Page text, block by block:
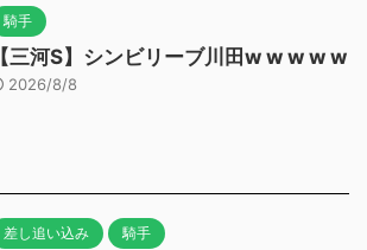
騎手
【三河S】シンビリーブ川田w w w w w
2026/8/8
差し追い込み 騎手